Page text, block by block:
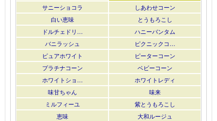
サニーショコラ
しあわせコーン
白い恵味
とうもろこし
ドルチェドリ…
ハニーバンタム
バニラッシュ
ピクニックコ…
ピュアホワイト
ピーターコーン
プラチナコーン
ベビーコーン
ホワイトショ…
ホワイトレディ
味甘ちゃん
味来
ミルフィーユ
紫とうもろこし
恵味
大和ルージュ